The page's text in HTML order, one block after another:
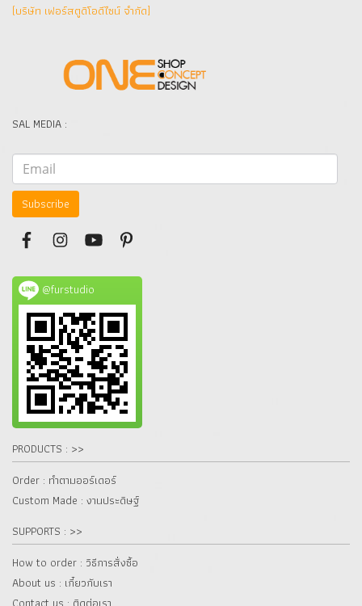
(บริษัท เฟอร์สตูดิโอดีไซน์ จำกัด]
SAL MEDIA :
Subscribe
@furstudio
PRODUCTS : >>
Order : ทำตามออร์เดอร์
Custom Made : งานประดิษฐ์
SUPPORTS : >>
How to order : วิธีการสั่งซื้อ
About us : เกี๋ยวกับเรา